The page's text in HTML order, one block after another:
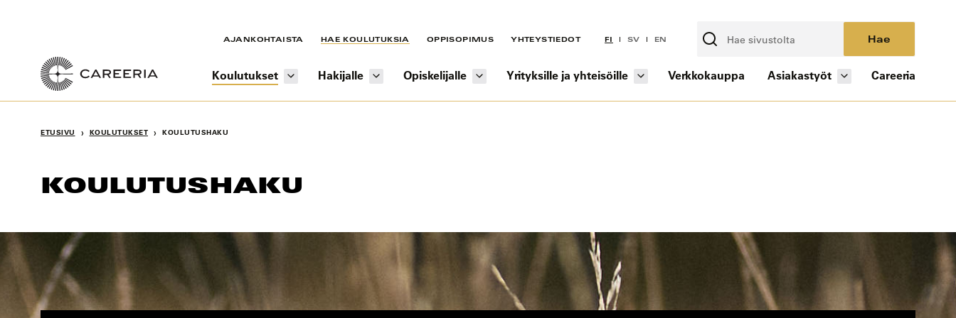
AJANKOHTAISTA HAE KOULUTUKSIA OPPISOPIMUS YHTEYSTIEDOT FI SV EN Hae
Koulutukset Hakijalle Opiskelijalle Yrityksille ja yhteisöille Verkkokauppa Asiakastyöt Careeria
ETUSIVU › KOULUTUKSET › KOULUTUSHAKU
KOULUTUSHAKU